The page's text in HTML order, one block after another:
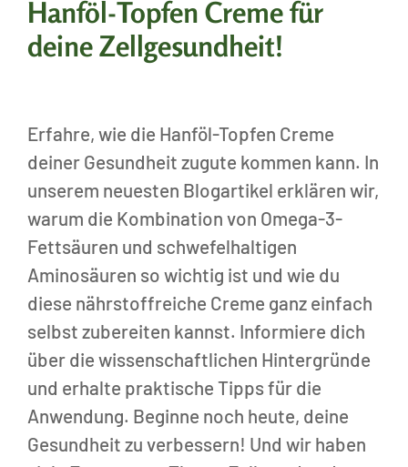
Hanföl-Topfen Creme für
deine Zellgesundheit!
Erfahre, wie die Hanföl-Topfen Creme
deiner Gesundheit zugute kommen kann. In
unserem neuesten Blogartikel erklären wir,
warum die Kombination von Omega-3-
Fettsäuren und schwefelhaltigen
Aminosäuren so wichtig ist und wie du
diese nährstoffreiche Creme ganz einfach
selbst zubereiten kannst. Informiere dich
über die wissenschaftlichen Hintergründe
und erhalte praktische Tipps für die
Anwendung. Beginne noch heute, deine
Gesundheit zu verbessern! Und wir haben